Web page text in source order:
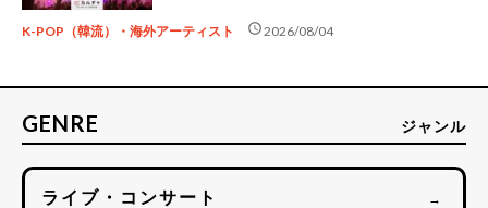
K-POP（韓流）・海外アーティスト schedule2026/08/04
GENRE ジャンル
ライブ・コンサート →